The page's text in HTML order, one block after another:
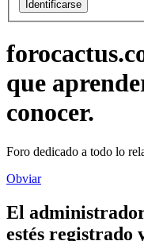
que
conocer.
Foro dedicado a todo lo
Obviar
El
estés registrado